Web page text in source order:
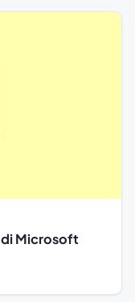
di Microsoft